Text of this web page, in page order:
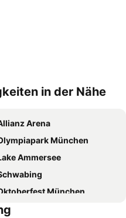
in der Nähe
Arena
München
Ammersee
München
See